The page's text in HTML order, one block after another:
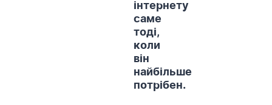
інтернету
саме
тоді,
коли
він
найбільше
потрібен.